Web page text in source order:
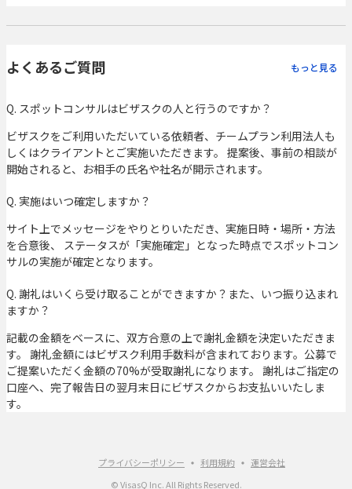
よくあるご質問 もっと見る
Q. スポットコンサルはビザスクの人と行うのですか？
ビザスクをご利用いただいている依頼者、チームプラン利用法人も
しくはクライアントとご実施いただきます。 提案後、事前の相談が
開始されると、お相手の氏名や社名が開示されます。
Q. 実施はいつ確定しますか？
サイト上でメッセージをやりとりいただき、実施日時・場所・方法
を合意後、 ステータスが「実施確定」となった時点でスポットコン
サルの実施が確定となります。
Q. 謝礼はいくら受け取ることができますか？また、いつ振り込まれ
ますか？
記載の金額をベースに、双方合意の上で謝礼金額を決定いただきま
す。 謝礼金額にはビザスク利用手数料が含まれております。公募で
ご提案いただく金額の70%が受取謝礼になります。 謝礼はご指定の
口座へ、完了報告日の翌月末日にビザスクからお支払いいたしま
す。
プライバシーポリシー 利用規約
運営会社
© VisasQ Inc. All Rights Reserved.